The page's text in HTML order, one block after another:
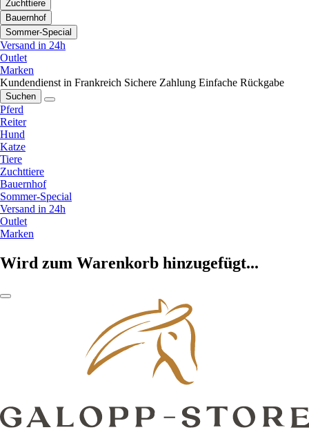
Zuchttiere
Bauernhof
Sommer-Special
Versand in 24h
Outlet
Marken
Kundendienst in Frankreich Sichere Zahlung Einfache Rückgabe
Suchen
Pferd
Reiter
Hund
Katze
Tiere
Zuchttiere
Bauernhof
Sommer-Special
Versand in 24h
Outlet
Marken
Wird zum Warenkorb hinzugefügt...